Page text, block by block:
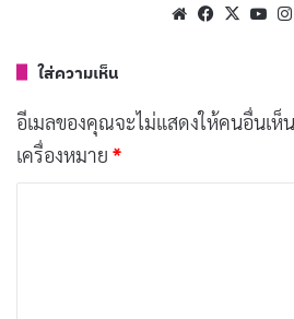
จนกระบวนการผลิตต่าง ๆ โดยมีกา
และพัฒนาทางด้านสิ่งแวดล้อมและ
ตลอดจนได้มีการจัดตั้งองค์กรใหม่
มูลนิธิ ชมรม สมาคม เป็นต้น โดยมีวั
WebsiteFacebook
X
ใส่ความเห็น
อีเมลของคุณจะไม่แสดงให้คนอื่นเห็น
เครื่องหมาย *